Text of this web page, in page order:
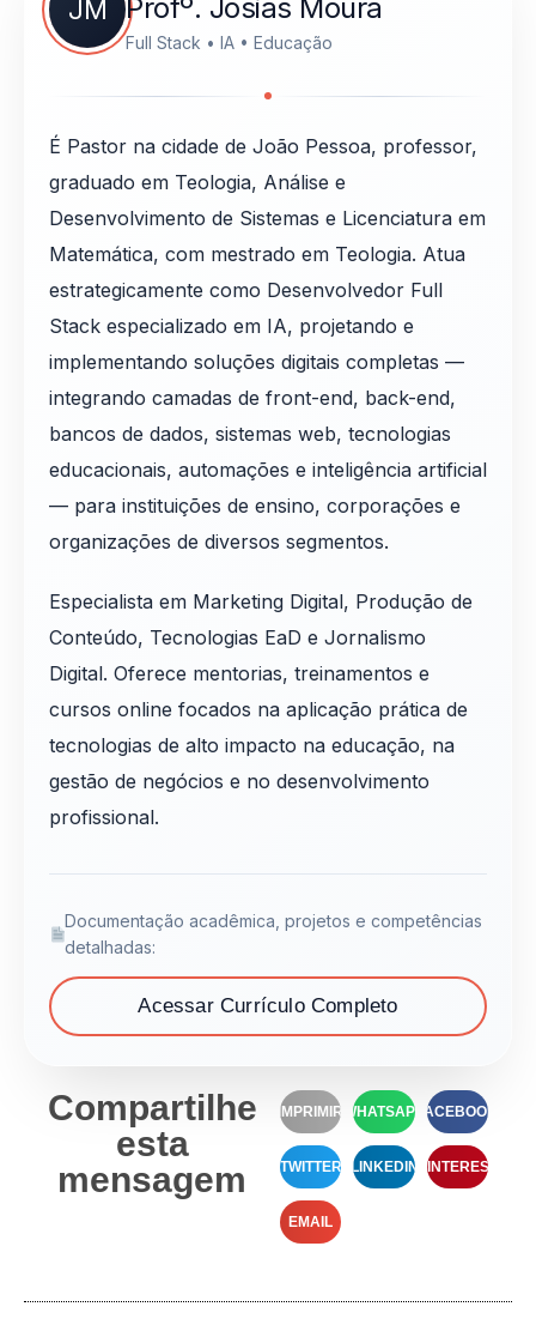
JM Profº. Josias Moura
Full Stack • IA • Educação
É Pastor na cidade de João Pessoa, professor,
graduado em Teologia, Análise e
Desenvolvimento de Sistemas e Licenciatura em
Matemática, com mestrado em Teologia. Atua
estrategicamente como Desenvolvedor Full
Stack especializado em IA, projetando e
implementando soluções digitais completas —
integrando camadas de front-end, back-end,
bancos de dados, sistemas web, tecnologias
educacionais, automações e inteligência artificial
— para instituições de ensino, corporações e
organizações de diversos segmentos.
Especialista em Marketing Digital, Produção de
Conteúdo, Tecnologias EaD e Jornalismo
Digital. Oferece mentorias, treinamentos e
cursos online focados na aplicação prática de
tecnologias de alto impacto na educação, na
gestão de negócios e no desenvolvimento
profissional.
Documentação acadêmica, projetos e competências
detalhadas:
Acessar Currículo Completo
Compartilhe
esta
mensagem
IMPRIMIR WHATSAPP FACEBOOK
TWITTER LINKEDIN PINTEREST
EMAIL